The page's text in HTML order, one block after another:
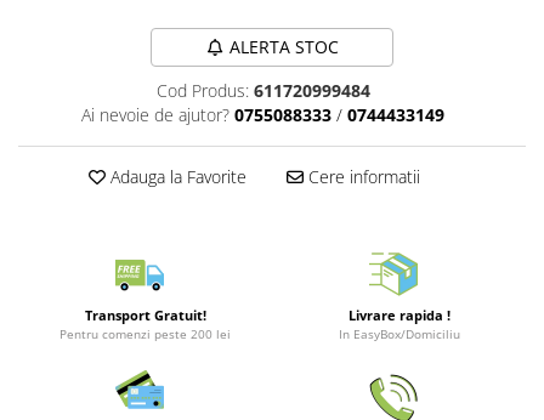
Plusuri si papusi
Decoratiuni
ALERTA STOC
Cod Produs: 611720999484
Ai nevoie de ajutor? 0755088333 / 0744433149
Adauga la Favorite Cere informatii
Transport Gratuit!
Pentru comenzi peste 200 lei
Livrare rapida !
In EasyBox/Domiciliu